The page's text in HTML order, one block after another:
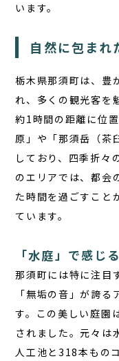
います。
自然に包まれ
栃木県那須町は、豊
れ、多くの観光客を
約1時間の距離に位
原」や「那須岳（茶
しており、四季折々
のエリアでは、都会
た時間を過ごすこと
ています。
「水庭」で感じ
那須町には特に注目
「無垢の音」が誇
す。この美しい庭園
されました。元々は
人工池と318本もの